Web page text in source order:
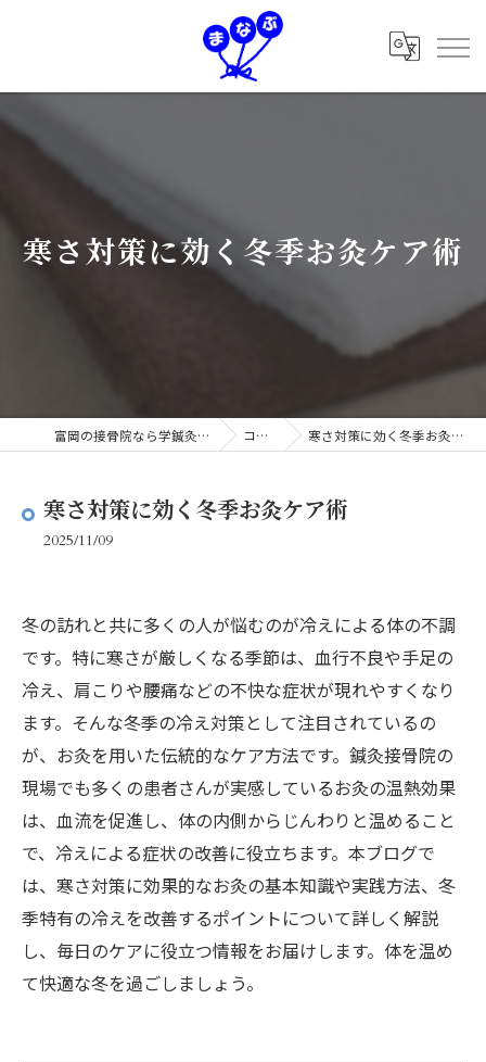
寒さ対策に効く冬季お灸ケア術
富岡の接骨院なら学鍼灸接骨院 コラム 寒さ対策に効く冬季お灸ケア術
寒さ対策に効く冬季お灸ケア術
2025/11/09
冬の訪れと共に多くの人が悩むのが冷えによる体の不調
です。特に寒さが厳しくなる季節は、血行不良や手足の
冷え、肩こりや腰痛などの不快な症状が現れやすくなり
ます。そんな冬季の冷え対策として注目されているの
が、お灸を用いた伝統的なケア方法です。鍼灸接骨院の
現場でも多くの患者さんが実感しているお灸の温熱効果
は、血流を促進し、体の内側からじんわりと温めること
で、冷えによる症状の改善に役立ちます。本ブログで
は、寒さ対策に効果的なお灸の基本知識や実践方法、冬
季特有の冷えを改善するポイントについて詳しく解説
し、毎日のケアに役立つ情報をお届けします。体を温め
て快適な冬を過ごしましょう。